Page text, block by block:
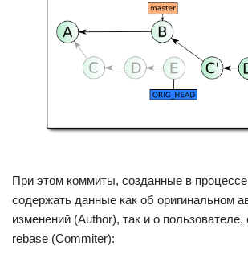
При этом коммиты, созданные в
содержать данные как об оригинальном
изменений (Author), так и о
rebase (Commiter):